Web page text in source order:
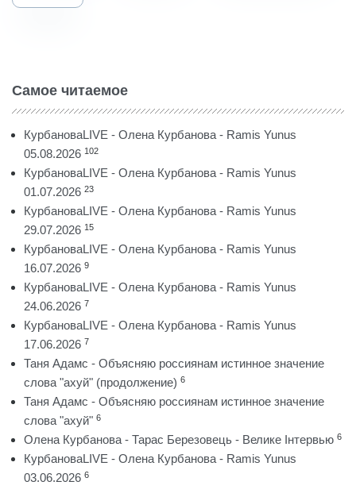
Самое читаемое
КурбановаLIVE - Олена Курбанова - Ramis Yunus
05.08.2026 102
КурбановаLIVE - Олена Курбанова - Ramis Yunus
01.07.2026 23
КурбановаLIVE - Олена Курбанова - Ramis Yunus
29.07.2026 15
КурбановаLIVE - Олена Курбанова - Ramis Yunus
16.07.2026 9
КурбановаLIVE - Олена Курбанова - Ramis Yunus
24.06.2026 7
КурбановаLIVE - Олена Курбанова - Ramis Yunus
17.06.2026 7
Таня Адамс - Объясняю россиянам истинное значение
слова "ахуй" (продолжение) 6
Таня Адамс - Объясняю россиянам истинное значение
слова "ахуй" 6
Олена Курбанова - Тарас Березовець - Велике Інтервью 6
КурбановаLIVE - Олена Курбанова - Ramis Yunus
03.06.2026 6